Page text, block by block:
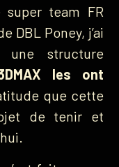
team FR
DBL Poney, j’ai
une structure
les ont
que cette
de tenir et